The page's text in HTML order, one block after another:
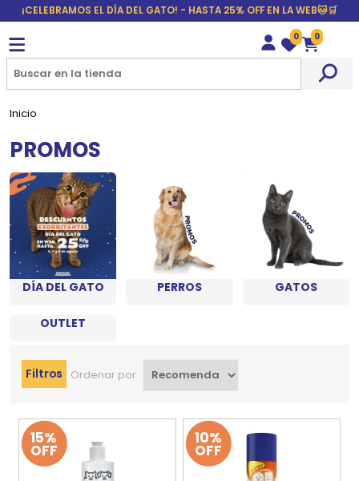
¡CELEBRAMOS EL DÍA DEL GATO! - HASTA 25% OFF EN LA WEB🐱🛒
Wishlist
0
Carrito
0
Inicio
PROMOS
DÍA DEL GATO PERROS GATOS
OUTLET
Filtros Ordenar por
15%
OFF
10%
OFF